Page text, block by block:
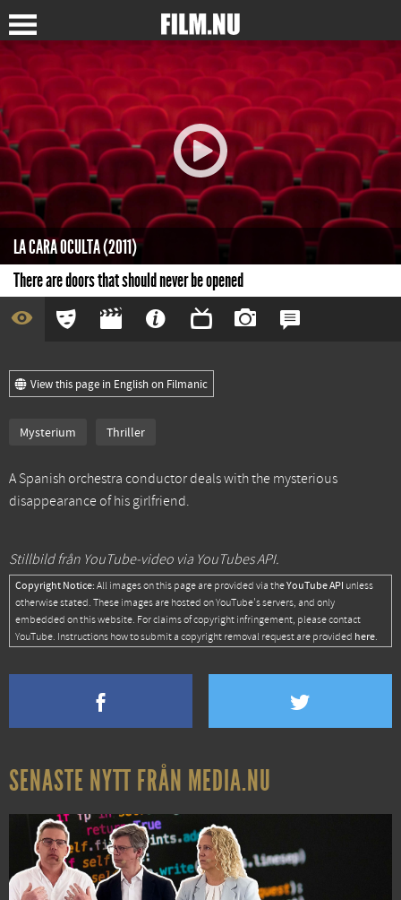
LA CARA OCULTA (2011)
There are doors that should never be opened
View this page in English on Filmanic
Mysterium Thriller
A Spanish orchestra conductor deals with the mysterious
disappearance of his girlfriend.
Stillbild från YouTube-video via YouTubes API.
Copyright Notice: All images on this page are provided via theYouTube API unless
otherwise stated. These images are hosted on YouTube's servers, and only
embedded on this website. For claims of copyright infringement, please contact
YouTube. Instructions how to submit a copyright removal request are provided here.
SENASTE NYTT FRÅN MEDIA.NU